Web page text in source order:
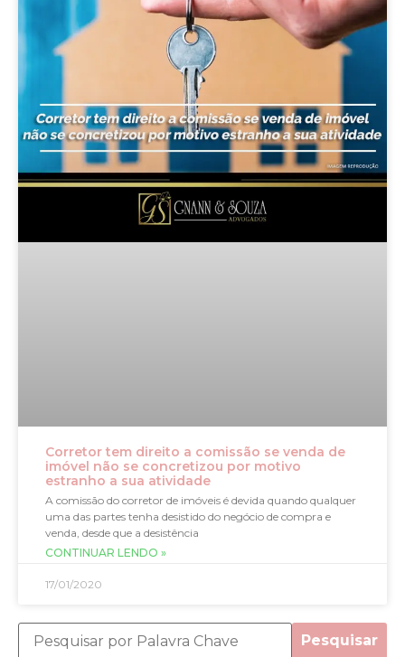
Corretor tem direito a comissão se venda de
imóvel não se concretizou por motivo
estranho a sua atividade
A comissão do corretor de imóveis é devida quando qualquer
uma das partes tenha desistido do negócio de compra e
venda, desde que a desistência
CONTINUAR LENDO »
17/01/2020
Pesquisar